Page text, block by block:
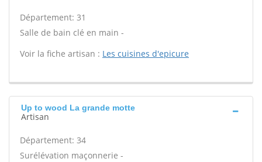
Département: 31
Salle de bain clé en main -
Voir la fiche artisan : Les cuisines d'epicure
Up to wood La grande motte
Artisan
Département: 34
Surélévation maçonnerie -